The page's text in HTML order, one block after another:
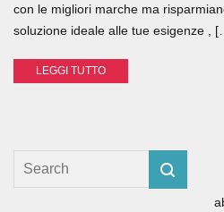
con le migliori marche ma
soluzione ideale alle tue esigenze ,
LEGGI TUTTO